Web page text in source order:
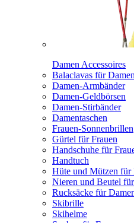
Damen Accessoires
Balaclavas für Damen
Damen-Armbänder
Damen-Geldbörsen
Damen-Stirbänder
Damentaschen
Frauen-Sonnenbrillen
Gürtel für Frauen
Handschuhe für
Handtuch
Hüte und Mützen für
Nieren und Beutel
Rucksäcke für
Skibrille
Skihelme